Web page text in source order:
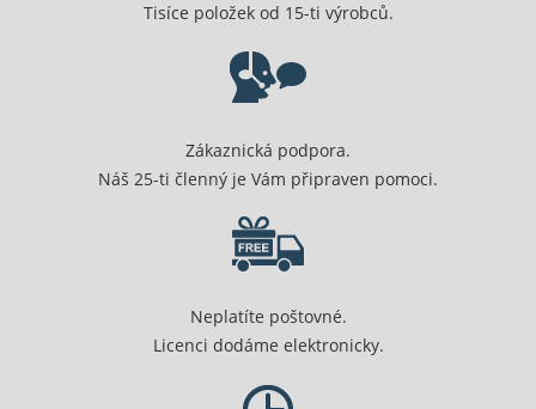
Tisíce položek od 15-ti výrobců.
Zákaznická podpora.
Náš 25-ti členný je Vám připraven pomoci.
Neplatíte poštovné.
Licenci dodáme elektronicky.